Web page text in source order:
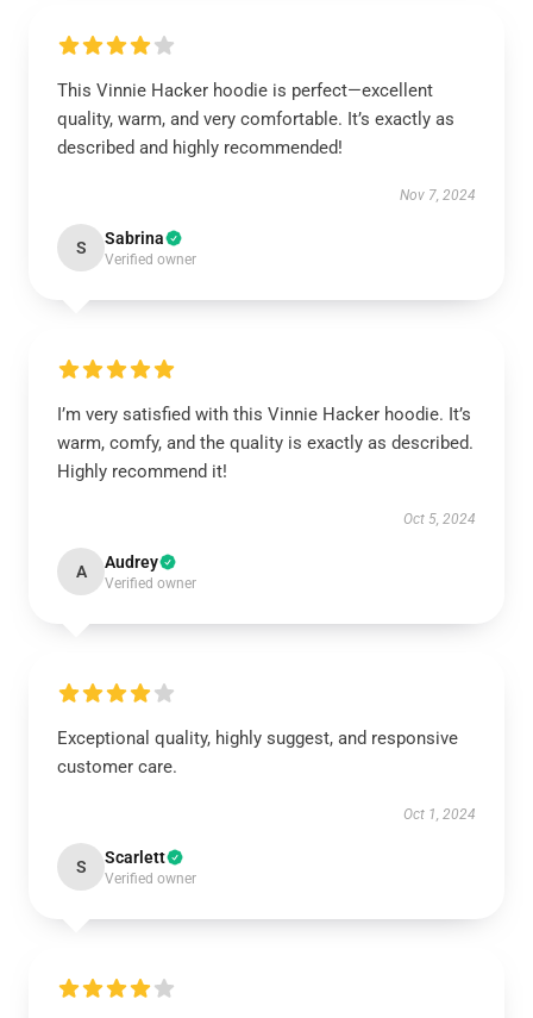
This Vinnie Hacker hoodie is perfect—excellent
quality, warm, and very comfortable. It’s exactly as
described and highly recommended!
Nov 7, 2024
S Sabrina
Verified owner
I’m very satisfied with this Vinnie Hacker hoodie. It’s
warm, comfy, and the quality is exactly as described.
Highly recommend it!
Oct 5, 2024
A Audrey
Verified owner
Exceptional quality, highly suggest, and responsive
customer care.
Oct 1, 2024
S Scarlett
Verified owner